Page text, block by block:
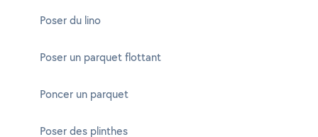
Poser du lino
Poser un parquet flottant
Poncer un parquet
Poser des plinthes